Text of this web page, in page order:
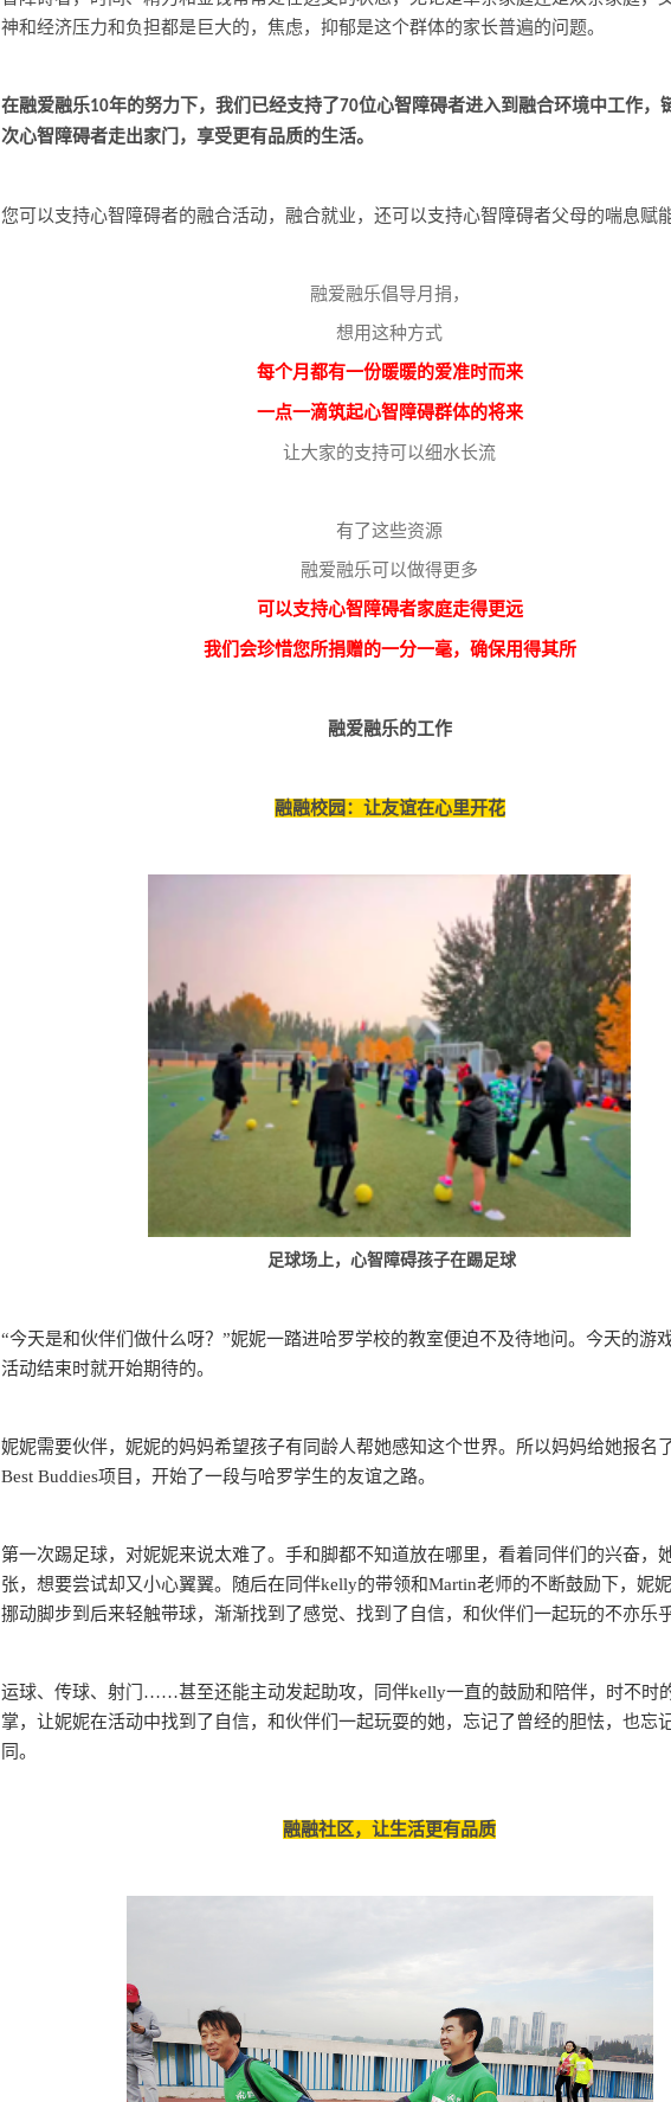
神和经济压力和负担都是巨大的，焦虑，抑郁是这个群体的家长普遍的问题。
在融爱融乐10年的努力下，我们已经支持了70位心智障碍者进入到融合环境中工作，
次心智障碍者走出家门，享受更有品质的生活。
您可以支持心智障碍者的融合活动，融合就业，还可以支持心智障碍者父母的喘息赋能
融爱融乐倡导月捐，
想用这种方式
每个月都有一份暖暖的爱准时而来
一点一滴筑起心智障碍群体的将来
让大家的支持可以细水长流
有了这些资源
融爱融乐可以做得更多
可以支持心智障碍者家庭走得更远
我们会珍惜您所捐赠的一分一毫，确保用得其所
融爱融乐的工作
融融校园：让友谊在心里开花
足球场上，心智障碍孩子在踢足球
“今天是和伙伴们做什么呀？”妮妮一踏进哈罗学校的教室便迫不及待地问。今天的游
活动结束时就开始期待的。
妮妮需要伙伴，妮妮的妈妈希望孩子有同龄人帮她感知这个世界。所以妈妈给她报名
Best Buddies项目，开始了一段与哈罗学生的友谊之路。
第一次踢足球，对妮妮来说太难了。手和脚都不知道放在哪里，看着同伴们的兴奋，
张，想要尝试却又小心翼翼。随后在同伴kelly的带领和Martin老师的不断鼓励下，妮
挪动脚步到后来轻触带球，渐渐找到了感觉、找到了自信，和伙伴们一起玩的不亦乐乎
运球、传球、射门……甚至还能主动发起助攻，同伴kelly一直的鼓励和陪伴，时不时
掌，让妮妮在活动中找到了自信，和伙伴们一起玩耍的她，忘记了曾经的胆怯，也忘
同。
融融社区，让生活更有品质